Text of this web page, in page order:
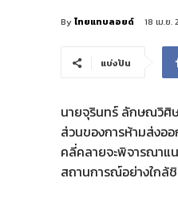
By ไทยแทบลอยด์ 18 เม.ย.
แบ่งปัน
นายจุรินทร์ ลักษณวิศิ
ส่วนของการห้ามส่งอ
คลี่คลายจะพิจารณาแน
สถานการณ์อย่างใกล้